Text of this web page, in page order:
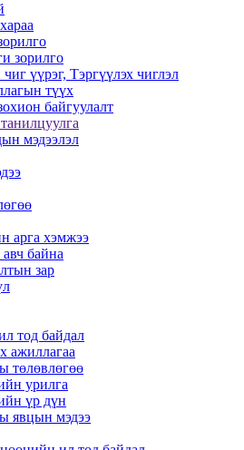
зорилго
үүрэг, Тэргүүлэх чиглэл
түүх
байгуулалт
мэдээлэл
арга хэмжээ
байна
зар
тод байдал
ажиллагаа
төлөвлөгөө
урилга
үр дүн
явцын мэдээ